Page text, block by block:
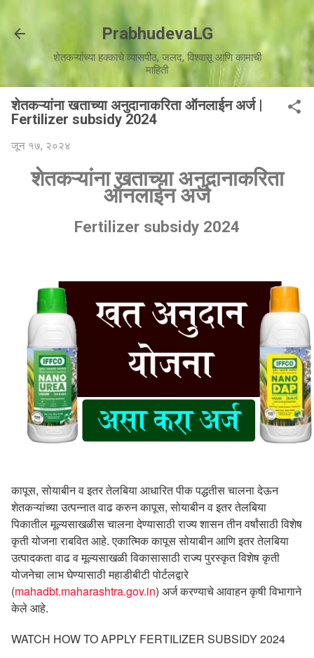
मुख्य सामग्रीवर वगळा
PrabhudevaLG
शेतकऱ्यांच्या हक्काचे व्यासपीठ, जलद, विश्वासू आणि कामाची
माहिती
शेतकऱ्यांना खताच्या अनुदानाकरिता ऑनलाईन अर्ज |
Fertilizer subsidy 2024
जून १७, २०२४
शेतकऱ्यांना खताच्या अनुदानाकरिता
ऑनलाईन अर्ज
Fertilizer subsidy 2024
कापूस, सोयाबीन व इतर तेलबिया आधारित पीक पद्धतीस चालना देऊन
शेतकऱ्यांच्या उत्पन्नात वाढ करुन कापूस, सोयाबीन व इतर तेलबिया
पिकातील मूल्यसाखळीस चालना देण्यासाठी राज्य शासन तीन वर्षांसाठी विशेष
कृती योजना राबवित आहे. एकात्मिक कापूस सोयाबीन आणि इतर तेलबिया
उत्पादकता वाढ व मूल्यसाखळी विकासासाठी राज्य पुरस्कृत विशेष कृती
योजनेचा लाभ घेण्यासाठी महाडीबीटी पोर्टलद्वारे
(mahadbt.maharashtra.gov.in) अर्ज करण्याचे आवाहन कृषी विभागाने
केले आहे.
WATCH HOW TO APPLY FERTILIZER SUBSIDY 2024